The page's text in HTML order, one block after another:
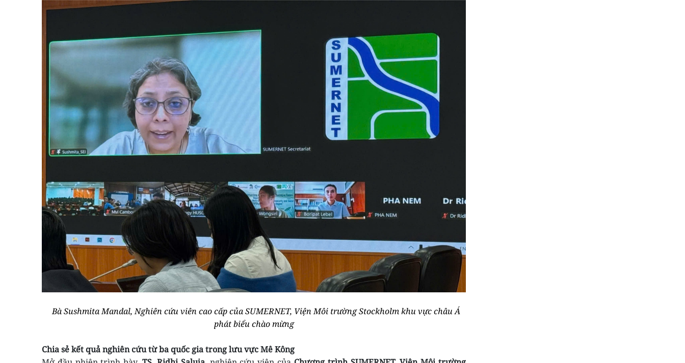
Bà Sushmita Mandal, Nghiên cứu viên cao cấp của SUMERNET, Viện Môi trường Stockholm khu vực châu Á
phát biểu chào mừng
Chia sẻ kết quả nghiên cứu từ ba quốc gia trong lưu vực Mê Kông